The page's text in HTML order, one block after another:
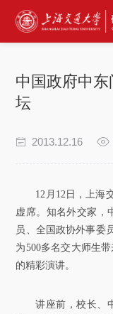
首页
招生工作
卓越工程师
专项工作
中国政府中
坛
2013.12.16
12月12日，上海
虚席。知名外交家，
员、全国政协外事委
为500多名交大师生
的精彩演讲。
讲座前，校长、